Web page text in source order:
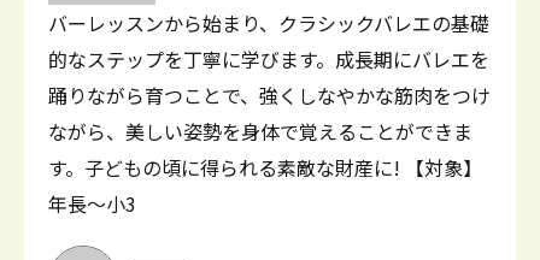
バーレッスンから始まり、クラシックバレエの基礎
的なステップを丁寧に学びます。成長期にバレエを
踊りながら育つことで、強くしなやかな筋肉をつけ
ながら、美しい姿勢を身体で覚えることができま
す。子どもの頃に得られる素敵な財産に! 【対象】
年長～小3